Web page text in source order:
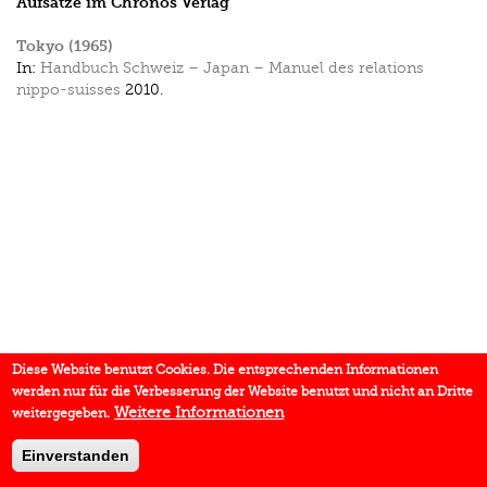
Tokyo (1965)
In: Handbuch Schweiz – Japan – Manuel des relations
nippo-suisses 2010.
Diese Website benutzt Cookies. Die entsprechenden Informationen
werden nur für die Verbesserung der Website benutzt und nicht an Dritte
weitergegeben. Weitere Informationen
Einverstanden